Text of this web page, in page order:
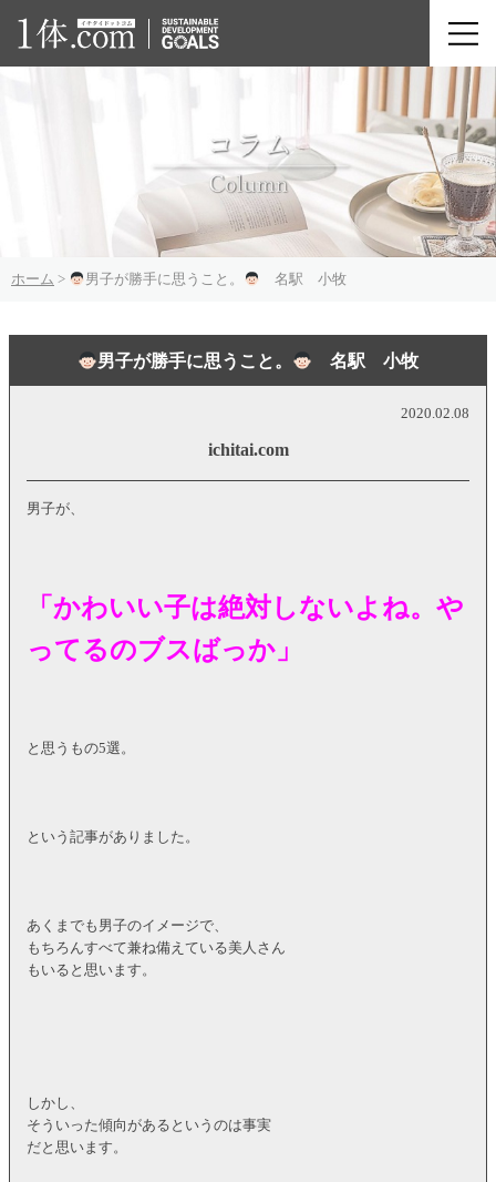
ホーム > 男子が勝手に思うこと。 名駅 小牧
男子が勝手に思うこと。 名駅 小牧
2020.02.08
ichitai.com
男子が、
「かわいい子は絶対しないよね。や
ってるのブスばっか」
と思うもの5選。
という記事がありました。
あくまでも男子のイメージで、
もちろんすべて兼ね備えている美人さん
もいると思います。
しかし、
そういった傾向があるというのは事実
だと思います。